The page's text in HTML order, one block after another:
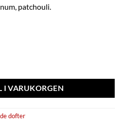
patchouli.
I VARUKORGEN
dofter